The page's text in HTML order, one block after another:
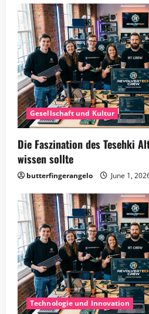
Gesellschaft und Kultur
Die Faszination des Tesehki
wissen sollte
butterfingerangelo June 1,
Technologie und Innovation